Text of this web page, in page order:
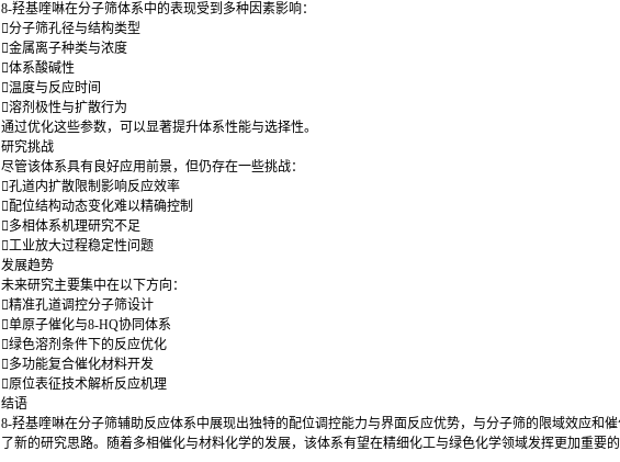
8-羟基喹啉在分子筛体系中的表现受到多种因素影响：
分子筛孔径与结构类型
金属离子种类与浓度
体系酸碱性
温度与反应时间
溶剂极性与扩散行为
通过优化这些参数，可以显著提升体系性能与选择性。
研究挑战
尽管该体系具有良好应用前景，但仍存在一些挑战：
孔道内扩散限制影响反应效率
配位结构动态变化难以精确控制
多相体系机理研究不足
工业放大过程稳定性问题
发展趋势
未来研究主要集中在以下方向：
精准孔道调控分子筛设计
单原子催化与8-HQ协同体系
绿色溶剂条件下的反应优化
多功能复合催化材料开发
原位表征技术解析反应机理
结语
8-羟基喹啉在分子筛辅助反应体系中展现出独特的配位调控能力与界面反应优势，与分子筛的限域效应和
了新的研究思路。随着多相催化与材料化学的发展，该体系有望在精细化工与绿色化学领域发挥更加重要的